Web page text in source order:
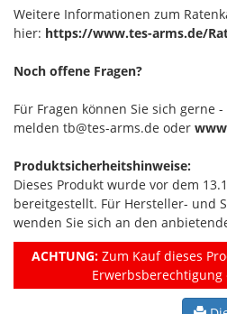
Weitere Informationen zum
hier: https://www.tes-arms.de/
Noch offene Fragen?
Für Fragen können Sie sich gerne
melden tb@tes-arms.de oder
Produktsicherheitshinweise:
Dieses Produkt wurde vor dem
bereitgestellt. Für Hersteller- und
wenden Sie sich an den
ACHTUNG:Zum Kauf dieses